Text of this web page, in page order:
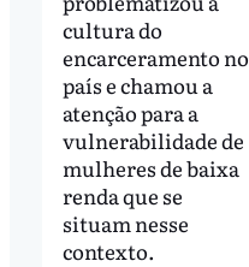
cultura do
encarceramento no
país e chamou a
atenção para a
vulnerabilidade de
mulheres de baixa
renda que se
situam nesse
contexto.